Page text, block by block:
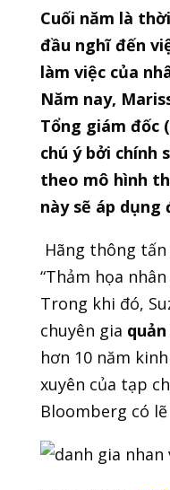
Cuối năm là
đầu nghĩ đến
làm việc của
Năm nay,
Tổng giám đốc
chú ý bởi chính
theo mô hình
này sẽ áp dụng
Hãng thông
“Thảm họa
Trong khi đó,
chuyên gia
hơn 10 năm
xuyên của tạp
Bloomberg có